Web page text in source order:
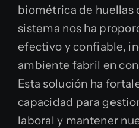
biométrica de huellas
sistema nos ha
efectivo y confiable,
ambiente fabril en
Esta solución ha
capacidad para
laboral y mantener